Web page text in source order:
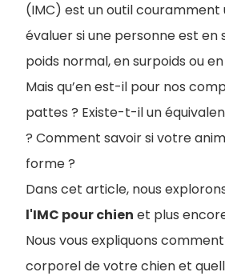
(IMC) est un outil couramment
évaluer si une personne est en
poids normal, en surpoids ou
Mais qu’en est-il pour nos
pattes ? Existe-t-il un
? Comment savoir si votre
forme ?
Dans cet article, nous
l'IMC pour chien et plus
Nous vous expliquons
corporel de votre chien et